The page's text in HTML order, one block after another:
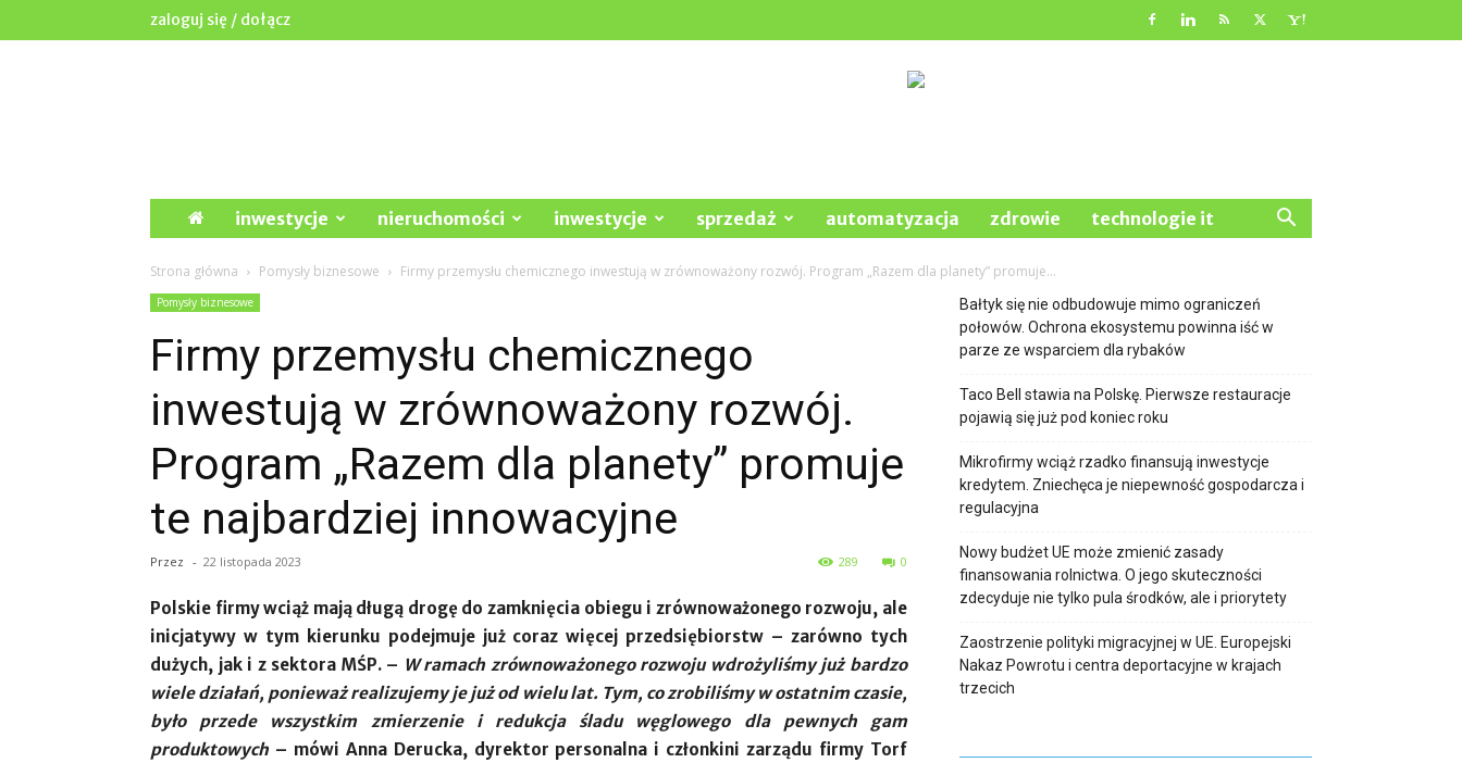
zaloguj się / dołącz
inwestycje nieruchomości inwestycje sprzedaż automatyzacja zdrowie technologie it
Strona główna Pomysły biznesowe Firmy przemysłu chemicznego inwestują w zrównoważony rozwój. Program „Razem dla planety” promuje...
Pomysły biznesowe
Firmy przemysłu chemicznego
inwestują w zrównoważony rozwój.
Program „Razem dla planety” promuje
te najbardziej innowacyjne
Przez - 22 listopada 2023 0
289
Polskie firmy wciąż mają długą drogę do zamknięcia obiegu i zrównoważonego rozwoju, ale
inicjatywy w tym kierunku podejmuje już coraz więcej przedsiębiorstw – zarówno tych
dużych, jak i z sektora MŚP. – W ramach zrównoważonego rozwoju wdrożyliśmy już bardzo
wiele działań, ponieważ realizujemy je już od wielu lat. Tym, co zrobiliśmy w ostatnim czasie,
było przede wszystkim zmierzenie i redukcja śladu węglowego dla pewnych gam
produktowych – mówi Anna Derucka, dyrektor personalna i członkini zarządu firmy Torf
Bałtyk się nie odbudowuje mimo ograniczeń
połowów. Ochrona ekosystemu powinna iść w
parze ze wsparciem dla rybaków
Taco Bell stawia na Polskę. Pierwsze restauracje
pojawią się już pod koniec roku
Mikrofirmy wciąż rzadko finansują inwestycje
kredytem. Zniechęca je niepewność gospodarcza i
regulacyjna
Nowy budżet UE może zmienić zasady
finansowania rolnictwa. O jego skuteczności
zdecyduje nie tylko pula środków, ale i priorytety
Zaostrzenie polityki migracyjnej w UE. Europejski
Nakaz Powrotu i centra deportacyjne w krajach
trzecich